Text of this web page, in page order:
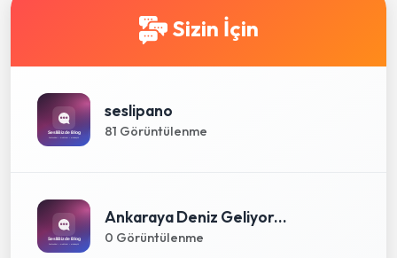
Sizin İçin
seslipano
81 Görüntülenme
Ankaraya Deniz Geliyor...
0 Görüntülenme